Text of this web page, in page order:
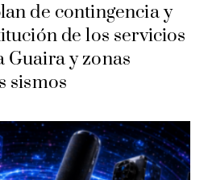
de contingencia y
de los servicios
Guaira y zonas
sismos